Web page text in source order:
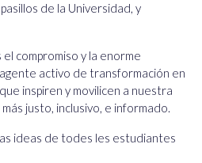
de la Universidad, y
el compromiso y la enorme
activo de transformación en
inspiren y movilicen a nuestra
justo, inclusivo, e informado.
ideas de todes les estudiantes